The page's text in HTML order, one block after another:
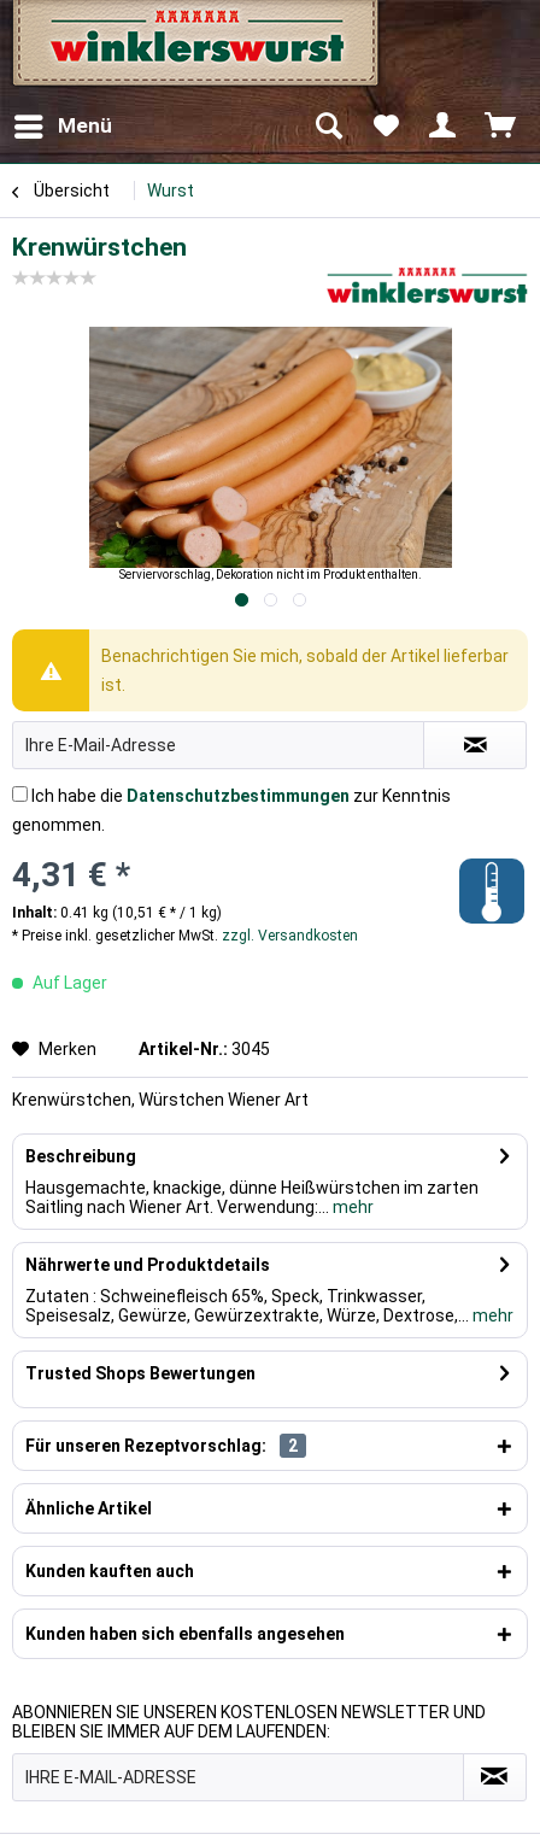
Menü
Übersicht Wurst
Krenwürstchen
Serviervorschlag, Dekoration nicht im Produkt enthalten.
Benachrichtigen Sie mich, sobald der Artikel lieferbar
ist.
Ich habe die Datenschutzbestimmungen zur Kenntnis
genommen.
4,31 € *
Inhalt: 0.41 kg (10,51 € * / 1 kg)
* Preise inkl. gesetzlicher MwSt. zzgl. Versandkosten
Auf Lager
Artikel-Nr.: 3045
Merken
Krenwürstchen, Würstchen Wiener Art
Beschreibung
Hausgemachte, knackige, dünne Heißwürstchen im zarten
Saitling nach Wiener Art. Verwendung:...
mehr
Nährwerte und Produktdetails
Zutaten : Schweinefleisch 65%, Speck, Trinkwasser,
Speisesalz, Gewürze, Gewürzextrakte, Würze, Dextrose,...
mehr
Trusted Shops Bewertungen
Für unseren Rezeptvorschlag: 2
Ähnliche Artikel
Kunden kauften auch
Kunden haben sich ebenfalls angesehen
ABONNIEREN SIE UNSEREN KOSTENLOSEN NEWSLETTER UND
BLEIBEN SIE IMMER AUF DEM LAUFENDEN: